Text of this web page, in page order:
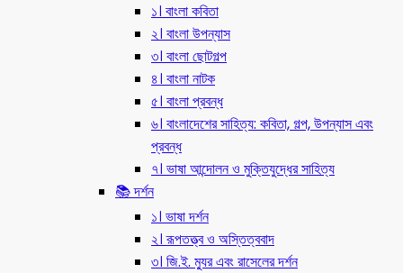
১। বাংলা কবিতা
২। বাংলা উপন্যাস
৩। বাংলা ছোটগল্প
৪। বাংলা নাটক
৫। বাংলা প্রবন্ধ
৬। বাংলাদেশের সাহিত্য: কবিতা, গল্প, উপন্যাস এবং
প্রবন্ধ
৭। ভাষা আন্দোলন ও মুক্তিযুদ্ধের সাহিত্য
📚 দর্শন
১। ভাষা দর্শন
২। রূপতত্ত্ব ও অস্তিত্ববাদ
৩। জি.ই. ম্যুর এবং রাসেলের দর্শন